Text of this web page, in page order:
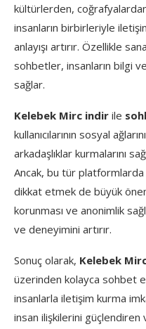
kültürlerden,
insanların birbirleriyle
anlayışı artırır. Özellikle
sohbetler, insanların bilgi
sağlar.
Kelebek Mirc indir ile
kullanıcılarının sosyal
arkadaşlıklar kurmalarını
Ancak, bu tür platformlarda
dikkat etmek de büyük
korunması ve anonimlik
ve deneyimini artırır.
Sonuç olarak, Kelebek
üzerinden kolayca sohbet
insanlarla iletişim kurma
insan ilişkilerini